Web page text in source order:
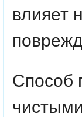
влияет
Способ